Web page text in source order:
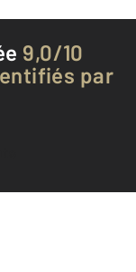
9,0/10
par